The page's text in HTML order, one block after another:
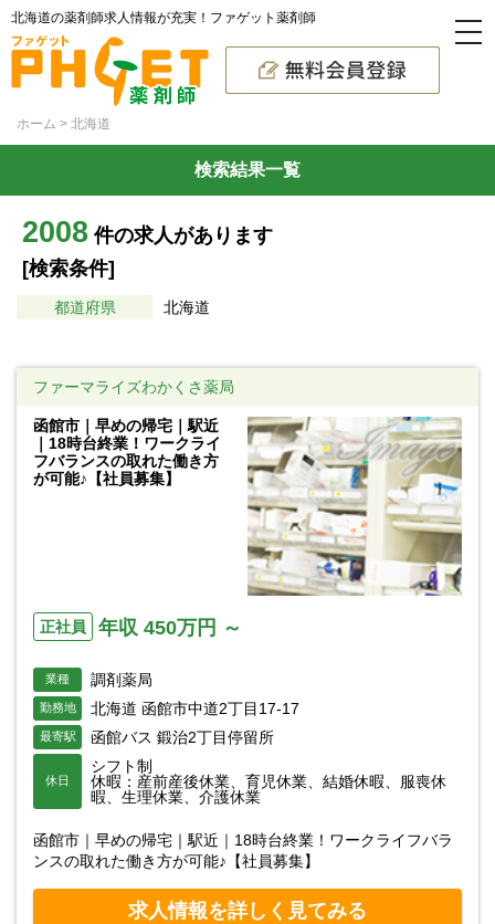
北海道の薬剤師求人情報が充実！ファゲット薬剤師
ホーム 北海道
検索結果一覧
2008 件の求人があります
[検索条件]
都道府県 北海道
ファーマライズわかくさ薬局
函館市｜早めの帰宅｜駅近
｜18時台終業！ワークライ
フバランスの取れた働き方
が可能♪【社員募集】
正社員 年収 450万円 ～
業種 調剤薬局
勤務地 北海道 函館市中道2丁目17-17
最寄駅 函館バス 鍛治2丁目停留所
休日
シフト制
休暇：産前産後休業、育児休業、結婚休暇、服喪休
暇、生理休業、介護休業
函館市｜早めの帰宅｜駅近｜18時台終業！ワークライフバラ
ンスの取れた働き方が可能♪【社員募集】
求人情報を詳しく見てみる